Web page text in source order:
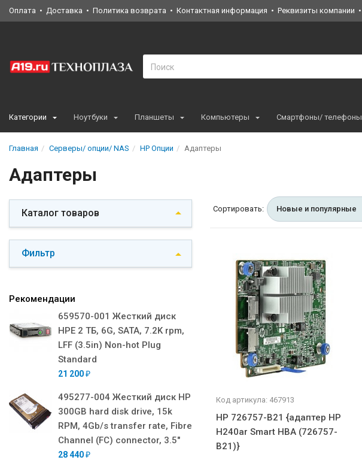
Оплата Доставка Политика возврата Контактная информация Реквизиты компании
Категории Ноутбуки Планшеты Компьютеры Смартфоны/ телефоны
Главная Серверы/ опции/ NAS HP Опции Адаптеры
Адаптеры
Каталог товаров
Фильтр
Рекомендации
659570-001 Жесткий диск
HPE 2 ТБ, 6G, SATA, 7.2K rpm,
LFF (3.5in) Non-hot Plug
Standard
21 200 ₽
495277-004 Жесткий диск HP
300GB hard disk drive, 15k
RPM, 4Gb/s transfer rate, Fibre
Channel (FC) connector, 3.5"
28 440 ₽
Сортировать: Новые и популярные
Код артикула: 467913
HP 726757-B21 {адаптер HP
H240ar Smart HBA (726757-
B21)}